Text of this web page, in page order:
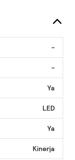
-
-
Ya
LED
Ya
Kinerja